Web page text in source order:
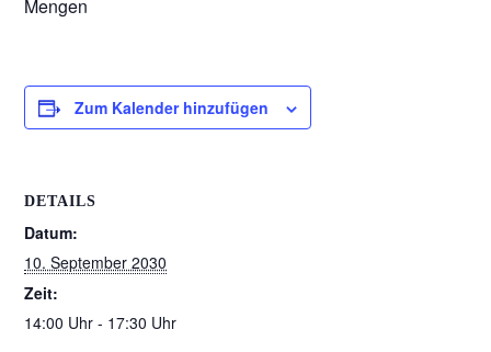
Mengen
Zum Kalender hinzufügen
DETAILS
Datum:
10. September 2030
Zeit:
14:00 Uhr - 17:30 Uhr